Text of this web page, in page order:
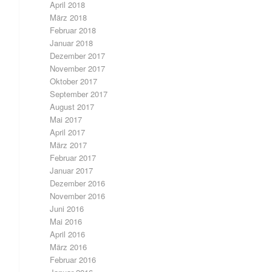
April 2018
März 2018
Februar 2018
Januar 2018
Dezember 2017
November 2017
Oktober 2017
September 2017
August 2017
Mai 2017
April 2017
März 2017
Februar 2017
Januar 2017
Dezember 2016
November 2016
Juni 2016
Mai 2016
April 2016
März 2016
Februar 2016